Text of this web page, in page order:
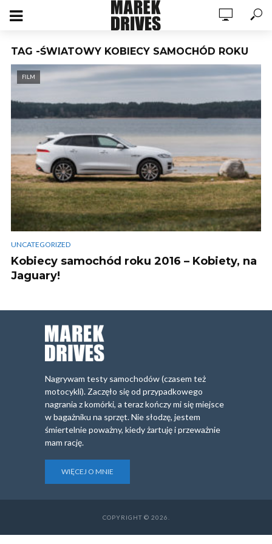
TAG -ŚWIATOWY KOBIECY SAMOCHÓD ROKU
FILM
UNCATEGORIZED
Kobiecy samochód roku 2016 – Kobiety, na
Jaguary!
Nagrywam testy samochodów (czasem też
motocykli). Zaczęło się od przypadkowego
nagrania z komórki, a teraz kończy mi się miejsce
w bagażniku na sprzęt. Nie słodzę, jestem
śmiertelnie poważny, kiedy żartuję i przeważnie
mam rację.
WIĘCEJ O MNIE
COPYRIGHT © 2026.